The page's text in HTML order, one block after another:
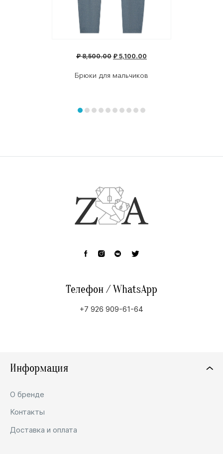
Брюки для мальчиков
₽8,500.00 ₽ 5,100.00
itemitemitemitemitemitemitemitemitemitem
Телефон / WhatsApp
+7 926 909-61-64
Информация
О бренде
Контакты
Доставка и оплата